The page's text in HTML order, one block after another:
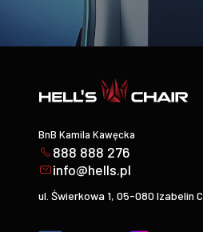
BnB Kamila Kawęcka
888 888 276
info@hells.pl
ul. Świerkowa 1, 05-080 Izabelin C